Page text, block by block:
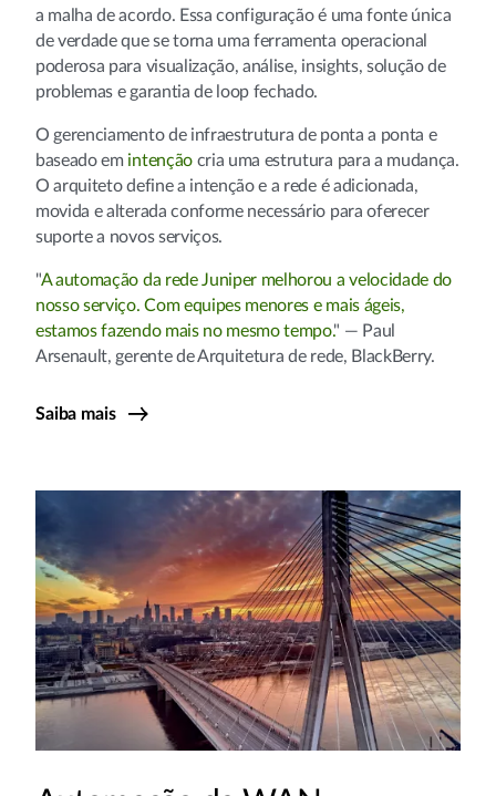
a malha de acordo. Essa configuração é uma fonte única
de verdade que se torna uma ferramenta operacional
poderosa para visualização, análise, insights, solução de
problemas e garantia de loop fechado.
O gerenciamento de infraestrutura de ponta a ponta e
baseado em intençãocria uma estrutura para a mudança.
O arquiteto define a intenção e a rede é adicionada,
movida e alterada conforme necessário para oferecer
suporte a novos serviços.
"A automação da rede Juniper melhorou a velocidade do
nosso serviço. Com equipes menores e mais ágeis,
estamos fazendo mais no mesmo tempo." — Paul
Arsenault, gerente de Arquitetura de rede, BlackBerry.
Saiba mais